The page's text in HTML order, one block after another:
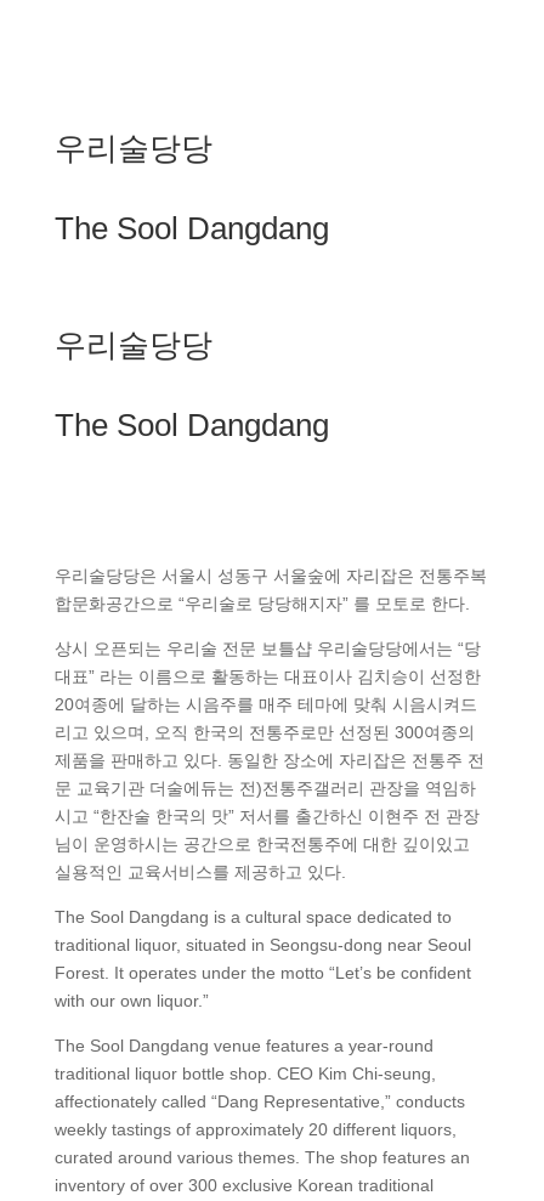
우리술당당
The Sool Dangdang
우리술당당
The Sool Dangdang
우리술당당은 서울시 성동구 서울숲에 자리잡은 전통주복
합문화공간으로 “우리술로 당당해지자” 를 모토로 한다.
상시 오픈되는 우리술 전문 보틀샵 우리술당당에서는 “당
대표” 라는 이름으로 활동하는 대표이사 김치승이 선정한
20여종에 달하는 시음주를 매주 테마에 맞춰 시음시켜드
리고 있으며, 오직 한국의 전통주로만 선정된 300여종의
제품을 판매하고 있다. 동일한 장소에 자리잡은 전통주 전
문 교육기관 더술에듀는 전)전통주갤러리 관장을 역임하
시고 “한잔술 한국의 맛” 저서를 출간하신 이현주 전 관장
님이 운영하시는 공간으로 한국전통주에 대한 깊이있고
실용적인 교육서비스를 제공하고 있다.
The Sool Dangdang is a cultural space dedicated to
traditional liquor, situated in Seongsu-dong near Seoul
Forest. It operates under the motto “Let’s be confident
with our own liquor.”
The Sool Dangdang venue features a year-round
traditional liquor bottle shop. CEO Kim Chi-seung,
affectionately called “Dang Representative,” conducts
weekly tastings of approximately 20 different liquors,
curated around various themes. The shop features an
inventory of over 300 exclusive Korean traditional